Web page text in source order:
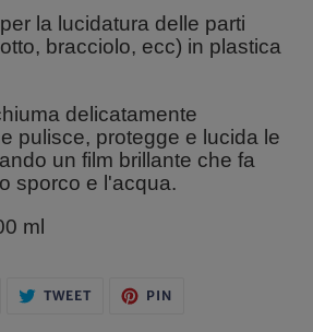
la lucidatura delle parti
bracciolo, ecc) in plastica
delicatamente
pulisce, protegge e lucida le
un film brillante che fa
sporco e l'acqua.
ml
TWEET TWITTA PIN